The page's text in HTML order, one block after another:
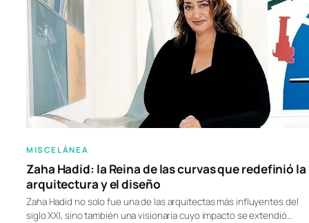
MISCELÁNEA
Zaha Hadid: la Reina de las curvas que redefinió la
arquitectura y el diseño
Zaha Hadid no solo fue una de las arquitectas más influyentes del
siglo XXI, sino también una visionaria cuyo impacto se extendió…